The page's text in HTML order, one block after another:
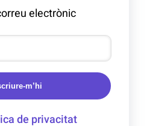
electrònic
m’hi
de privacitat